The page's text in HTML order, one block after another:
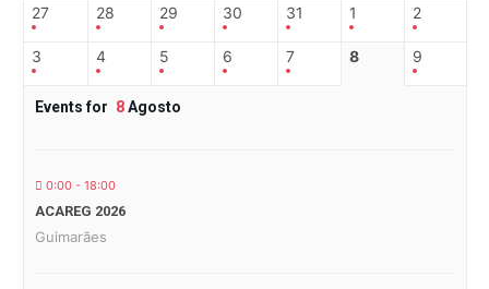
27 28 29 30 31 1 2
3 4 5 6 7 8 9
Events for 8Agosto
0:00 - 18:00
ACAREG 2026
Guimarães